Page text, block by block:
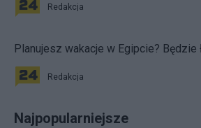
Redakcja
Planujesz wakacje w Egipcie? Będzie
Redakcja
Najpopularniejsze